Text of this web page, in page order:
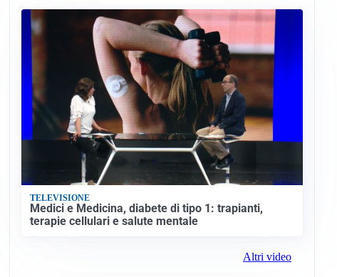
TELEVISIONE
Medici e Medicina, diabete di tipo 1: trapianti,
terapie cellulari e salute mentale
Altri video